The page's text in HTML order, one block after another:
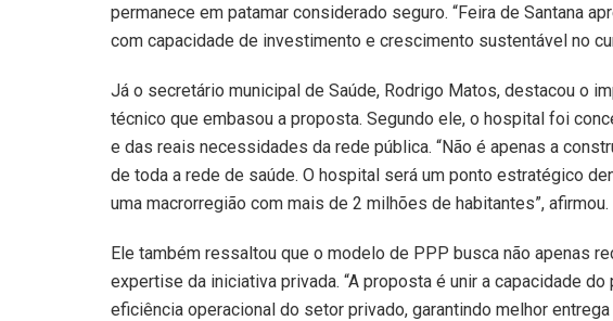
permanece em patamar considerado seguro. “Feira de Santana
com capacidade de investimento e crescimento sustentável no
Já o secretário municipal de Saúde, Rodrigo Matos, destacou o
técnico que embasou a proposta. Segundo ele, o hospital foi
e das reais necessidades da rede pública. “Não é apenas a
de toda a rede de saúde. O hospital será um ponto estratégico
uma macrorregião com mais de 2 milhões de habitantes”, afirmou.
Ele também ressaltou que o modelo de PPP busca não apenas
expertise da iniciativa privada. “A proposta é unir a capacidade
eficiência operacional do setor privado, garantindo melhor